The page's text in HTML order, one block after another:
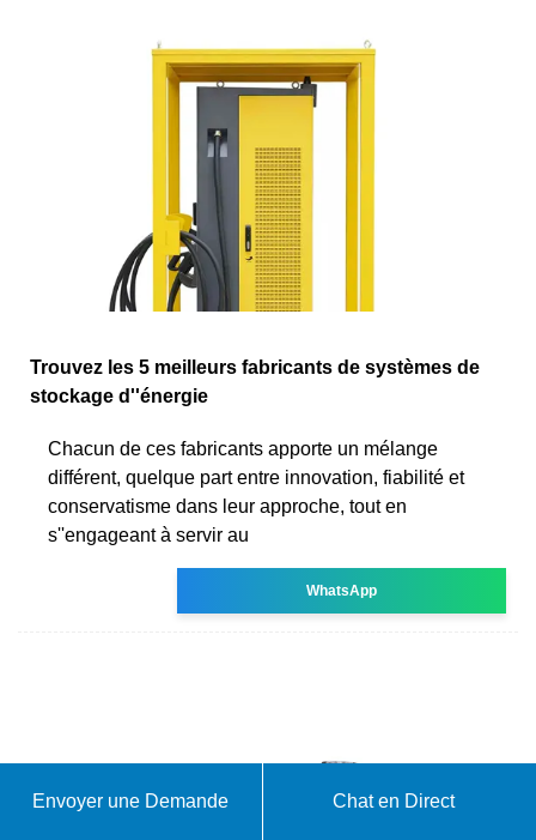
Trouvez les 5 meilleurs fabricants de systèmes de
stockage d''énergie
Chacun de ces fabricants apporte un mélange
différent, quelque part entre innovation, fiabilité et
conservatisme dans leur approche, tout en
s''engageant à servir au
WhatsApp
Envoyer une Demande Chat en Direct